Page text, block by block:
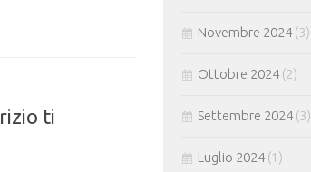
ti
Novembre 2024 (3)
Ottobre 2024 (2)
Settembre 2024 (3)
Luglio 2024 (1)